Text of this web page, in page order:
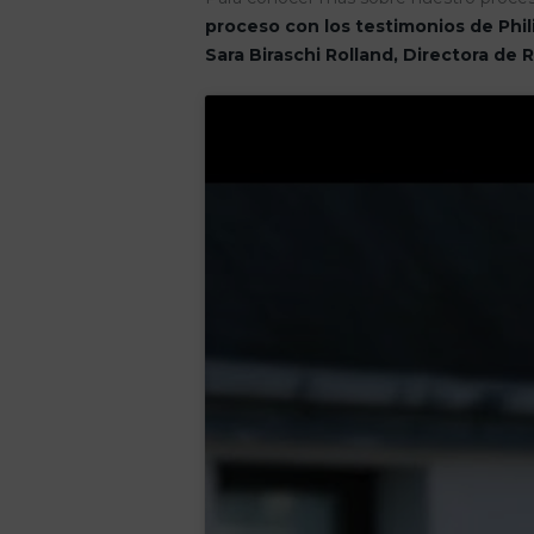
proceso con los testimonios de
Sara Biraschi Rolland, Directora de